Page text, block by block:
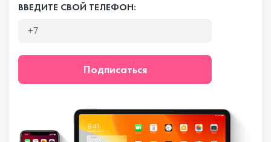
ВВЕДИТЕ СВОЙ ТЕЛЕФОН:
Подписаться